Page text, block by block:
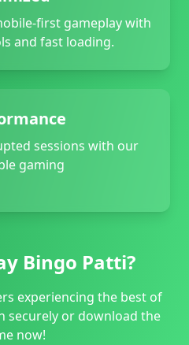
first gameplay with
and fast loading.
sessions with our
gaming
Bingo Patti?
experiencing the best of
securely or download the
now!